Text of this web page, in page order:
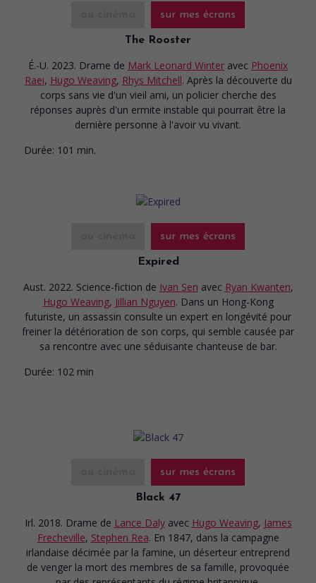
sur mes écrans
The Rooster
É.-U. 2023. Drame de Mark Leonard Winter avec Phoenix
Raei, Hugo Weaving, Rhys Mitchell. Après la découverte du
corps sans vie d'un vieil ami, un policier cherche des
réponses auprès d'un ermite instable qui pourrait être la
dernière personne à l'avoir vu vivant.
Durée: 101 min.
sur mes écrans
Expired
Aust. 2022. Science-fiction de Ivan Sen avec Ryan Kwanten,
Hugo Weaving, Jillian Nguyen. Dans un Hong-Kong
futuriste, un assassin consulte un expert en longévité pour
freiner la détérioration de son corps, qui semble causée par
sa rencontre avec une séduisante chanteuse de bar.
Durée: 102 min
sur mes écrans
Black 47
Irl. 2018. Drame de Lance Daly avec Hugo Weaving, James
Frecheville, Stephen Rea. En 1847, dans la campagne
irlandaise décimée par la famine, un déserteur entreprend
de venger la mort des membres de sa famille, provoquée